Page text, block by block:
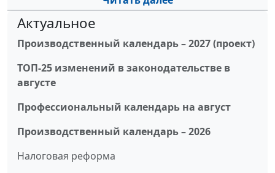
Актуальное
Производственный календарь – 2027 (проект)
ТОП-25 изменений в законодательстве в
августе
Профессиональный календарь на август
Производственный календарь – 2026
Налоговая реформа